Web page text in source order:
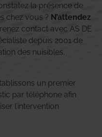
la présence de
chez vous ? N’attendez
contact avec AS DE
depuis 2001 de
des nuisibles.
un premier
par téléphone afin
l’intervention